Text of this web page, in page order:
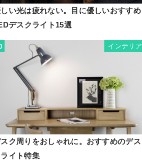
い光は疲れない。目に優しいおすすめ
デスクライト15選
インテリア
ク周りをおしゃれに。おすすめのデス
イト特集